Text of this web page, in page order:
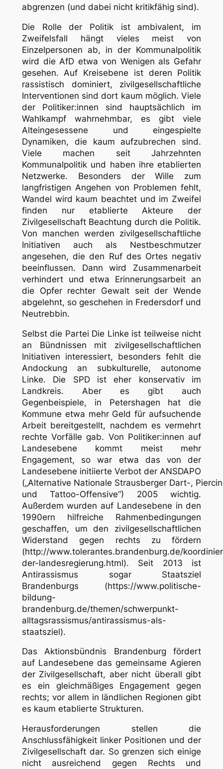
abgrenzen (und dabei nicht kritikfähig sind).
Die Rolle der Politik ist ambivalent, im
Zweifelsfall hängt vieles meist von
Einzelpersonen ab, in der Kommunalpolitik
wird die AfD etwa von Wenigen als Gefahr
gesehen. Auf Kreisebene ist deren Politik
rassistisch dominiert, zivilgesellschaftliche
Interventionen sind dort kaum möglich. Viele
der Politiker:innen sind hauptsächlich im
Wahlkampf wahrnehmbar, es gibt viele
Alteingesessene und eingespielte
Dynamiken, die kaum aufzubrechen sind.
Viele machen seit Jahrzehnten
Kommunalpolitik und haben ihre etablierten
Netzwerke. Besonders der Wille zum
langfristigen Angehen von Problemen fehlt,
Wandel wird kaum beachtet und im Zweifel
finden nur etablierte Akteure der
Zivilgesellschaft Beachtung durch die Politik.
Von manchen werden zivilgesellschaftliche
Initiativen auch als Nestbeschmutzer
angesehen, die den Ruf des Ortes negativ
beeinflussen. Dann wird Zusammenarbeit
verhindert und etwa Erinnerungsarbeit an
die Opfer rechter Gewalt seit der Wende
abgelehnt, so geschehen in Fredersdorf und
Neutrebbin.
Selbst die Partei Die Linke ist teilweise nicht
an Bündnissen mit zivilgesellschaftlichen
Initiativen interessiert, besonders fehlt die
Andockung an subkulturelle, autonome
Linke. Die SPD ist eher konservativ im
Landkreis. Aber es gibt auch
Gegenbeispiele, in Petershagen hat die
Kommune etwa mehr Geld für aufsuchende
Arbeit bereitgestellt, nachdem es vermehrt
rechte Vorfälle gab. Von Politiker:innen auf
Landesebene kommt meist mehr
Engagement, so war etwa das von der
Landesebene initiierte Verbot der ANSDAPO
(„Alternative Nationale Strausberger Dart-,
und Tattoo-Offensive“) 2005 wichtig.
Außerdem wurden auf Landesebene in den
1990ern hilfreiche Rahmenbedingungen
geschaffen, um den zivilgesellschaftlichen
Widerstand gegen rechts zu fördern
(http://www.tolerantes.brandenburg.de/
der-landesregierung.html). Seit 2013 ist
Antirassismus sogar Staatsziel
Brandenburgs (https://www.politische-
bildung-
brandenburg.de/themen/schwerpunkt-
alltagsrassismus/antirassismus-als-
staatsziel).
Das Aktionsbündnis Brandenburg fördert
auf Landesebene das gemeinsame Agieren
der Zivilgesellschaft, aber nicht überall gibt
es ein gleichmäßiges Engagement gegen
rechts; vor allem in ländlichen Regionen gibt
es kaum etablierte Strukturen.
Herausforderungen stellen die
Anschlussfähigkeit linker Positionen und der
Zivilgesellschaft dar. So grenzen sich einige
nicht ausreichend gegen Rechts und